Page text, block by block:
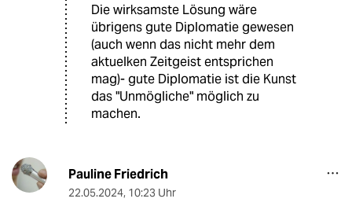
Die wirksamste Lösung wäre
übrigens gute Diplomatie gewesen
(auch wenn das nicht mehr dem
aktuelken Zeitgeist entsprichen
mag)- gute Diplomatie ist die Kunst
das "Unmögliche" möglich zu
machen.
Pauline Friedrich
22.05.2024, 10:23 Uhr